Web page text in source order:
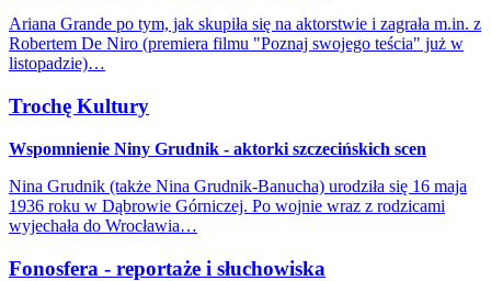
Ariana Grande po tym, jak skupiła się na aktorstwie i zagrała m.in. z
Robertem De Niro (premiera filmu "Poznaj swojego teścia" już w
listopadzie)…
Trochę Kultury
Wspomnienie Niny Grudnik - aktorki szczecińskich scen
Nina Grudnik (także Nina Grudnik-Banucha) urodziła się 16 maja
1936 roku w Dąbrowie Górniczej. Po wojnie wraz z rodzicami
wyjechała do Wrocławia…
Fonosfera - reportaże i słuchowiska